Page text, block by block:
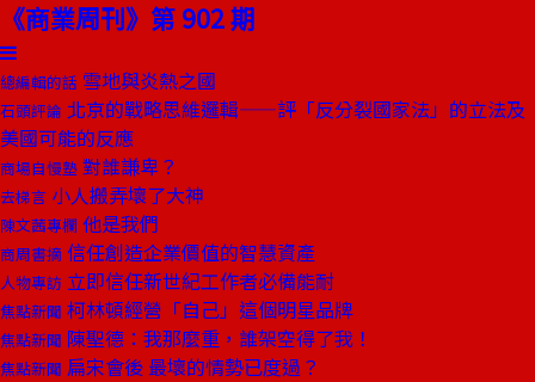
《商業周刊》第 902 期
總編輯的話 雪地與炎熱之國
石頭評論 北京的戰略思維邏輯——評「反分裂國家法」的立法及
美國可能的反應
商場自慢塾 對誰謙卑？
去梯言 小人搬弄壞了大神
陳文茜專欄 他是我們
商周書摘 信任創造企業價值的智慧資產
人物專訪 立即信任新世紀工作者必備能耐
焦點新聞 柯林頓經營「自己」這個明星品牌
焦點新聞 陳聖德：我那麼重，誰架空得了我！
焦點新聞 扁宋會後 最壞的情勢已度過？